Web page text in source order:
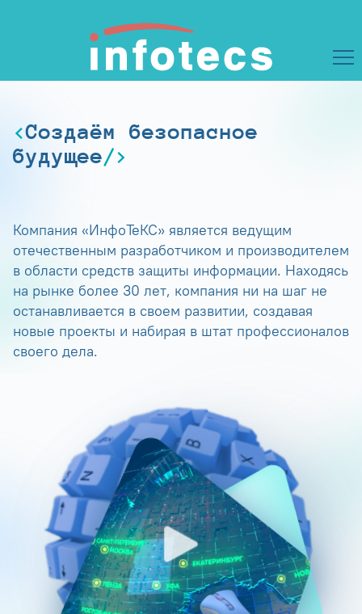
Создаём безопасное
будущее
Компания «ИнфоТеКС» является ведущим
отечественным разработчиком и производителем
в области средств защиты информации. Находясь
на рынке более 30 лет, компания ни на шаг не
останавливается в своем развитии, создавая
новые проекты и набирая в штат профессионалов
своего дела.